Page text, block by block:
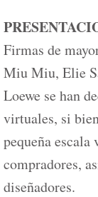
Firmas de
Miu Miu, Elie
Loewe se han
virtuales, si
pequeña escala
compradores,
diseñadores.